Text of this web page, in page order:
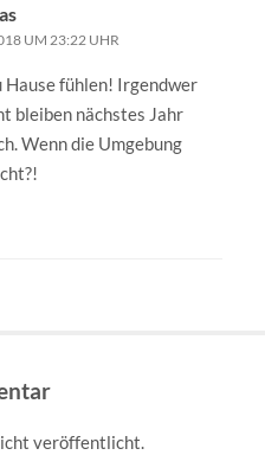
UM 23:22 UHR
Hause fühlen! Irgendwer
bleiben nächstes Jahr
Wenn die Umgebung
veröffentlicht.